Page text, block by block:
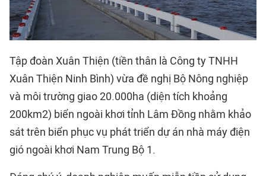
Tập đoàn Xuân Thiện (tiền thân là Công ty TNHH
Xuân Thiện Ninh Bình) vừa đề nghị Bộ Nông nghiệp
và môi trường giao 20.000ha (diện tích khoảng
200km2) biển ngoài khơi tỉnh Lâm Đồng nhằm khảo
sát trên biển phục vụ phát triển dự án nhà máyđiện
gió ngoài khơi Nam Trung Bộ 1.